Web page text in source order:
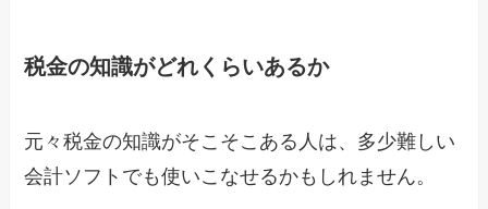
税金の知識がどれくらいあるか
元々税金の知識がそこそこある人は、多少難しい
会計ソフトでも使いこなせるかもしれません。